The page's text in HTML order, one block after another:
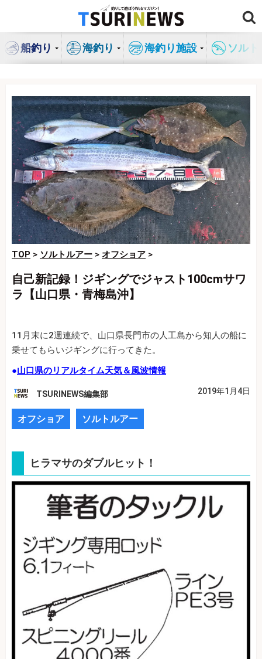
ン
船釣り 海釣り 海釣り施設 ソル
TOP > ソルトルアー > オフショア >
自己新記録！ジギングでジャスト100cmサワ
ラ【山口県・青梅島沖】
11月末に2週連続で、山口県長門市の人工島から知人の船に
乗せてもらいジギングに行ってきた。
●山口県のリアルタイム天気＆風波情報
TSURINEWS編集部 2019年1月4日
オフショア ソルトルアー
ヒラマサのダブルヒット！